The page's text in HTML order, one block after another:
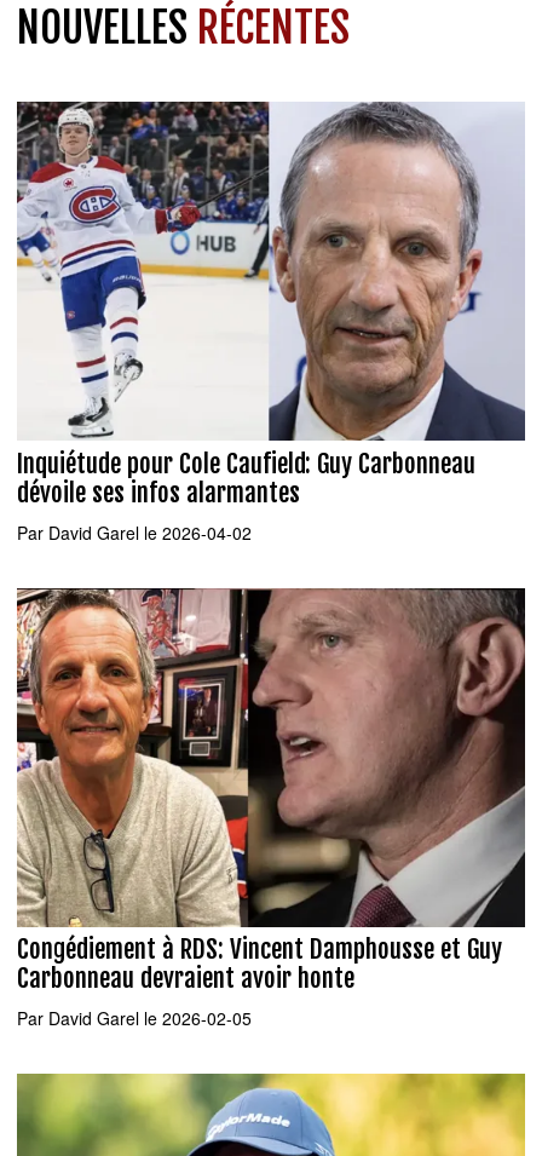
NOUVELLES RÉCENTES
Inquiétude pour Cole Caufield: Guy Carbonneau
dévoile ses infos alarmantes
Par David Garel le 2026-04-02
Congédiement à RDS: Vincent Damphousse et Guy
Carbonneau devraient avoir honte
Par David Garel le 2026-02-05